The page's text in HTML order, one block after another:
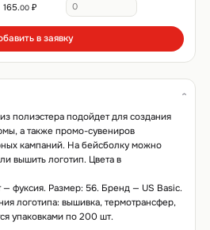
165.00₽
в заявку
полиэстера подойдет для создания
а также промо-сувениров
кампаний. На бейсболку можно
вышить логотип. Цвета в
— фуксия. Размер: 56. Бренд — US Basic.
логотипа: вышивка, термотрансфер,
упаковками по 200 шт.